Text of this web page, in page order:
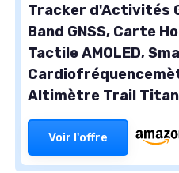
Tracker d'Activités
Band GNSS, Carte
Tactile AMOLED,
Altimètre Trail
Voir l'offre